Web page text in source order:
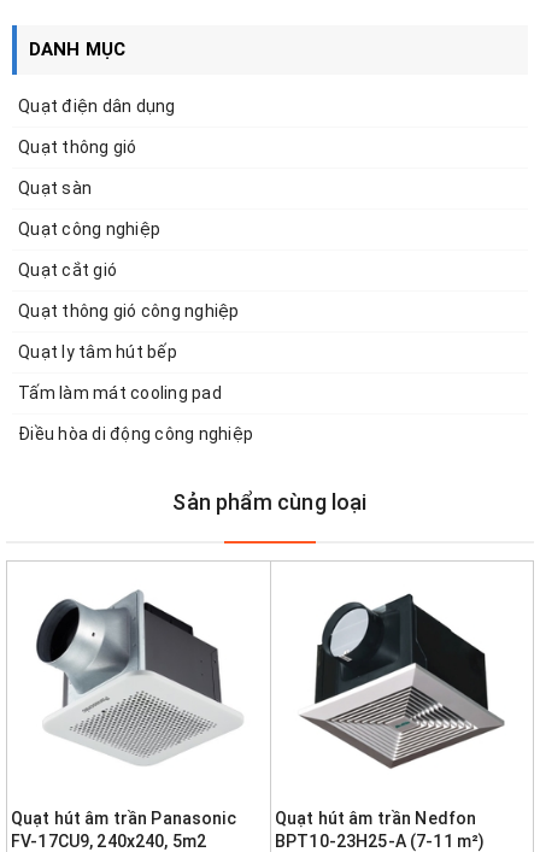
DANH MỤC
Quạt điện dân dụng
Quạt thông gió
Quạt sàn
Quạt công nghiệp
Quạt cắt gió
Quạt thông gió công nghiệp
Quạt ly tâm hút bếp
Tấm làm mát cooling pad
Điều hòa di động công nghiệp
Sản phẩm cùng loại
Quạt hút âm trần Panasonic
FV-17CU9, 240x240, 5m2
Quạt hút âm trần Nedfon
BPT10-23H25-A (7-11 m²)